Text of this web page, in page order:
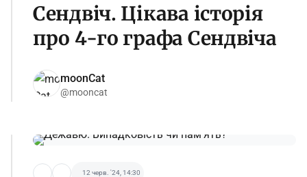
Сендвіч. Цікава історія
про 4-го графа Сендвіча
moonCat
@mooncat
12 черв. '24, 14:30